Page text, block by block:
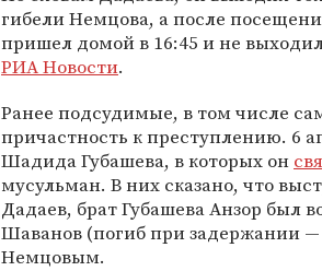
гибели Немцова, а после
пришел домой в 16:45 и не
РИА Новости.
Ранее подсудимые, в том числе
причастность к преступлению. 6
Шадида Губашева, в которых он
мусульман. В них сказано, что
Дадаев, брат Губашева Анзор был
Шаванов (погиб при задержании —
Немцовым.